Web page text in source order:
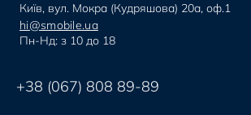
Київ, вул. Мокра (Кудряшова) 20а, оф.1
hi@smobile.ua
Пн-Нд: з 10 до 18
+38 (067) 808 89-89